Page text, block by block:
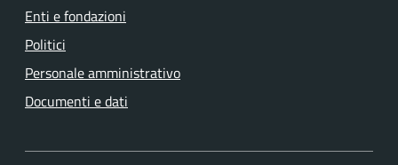
Enti e fondazioni
Politici
Personale amministrativo
Documenti e dati